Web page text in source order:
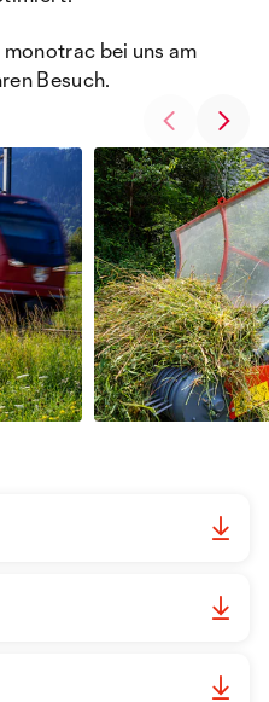
bei uns am
Besuch.